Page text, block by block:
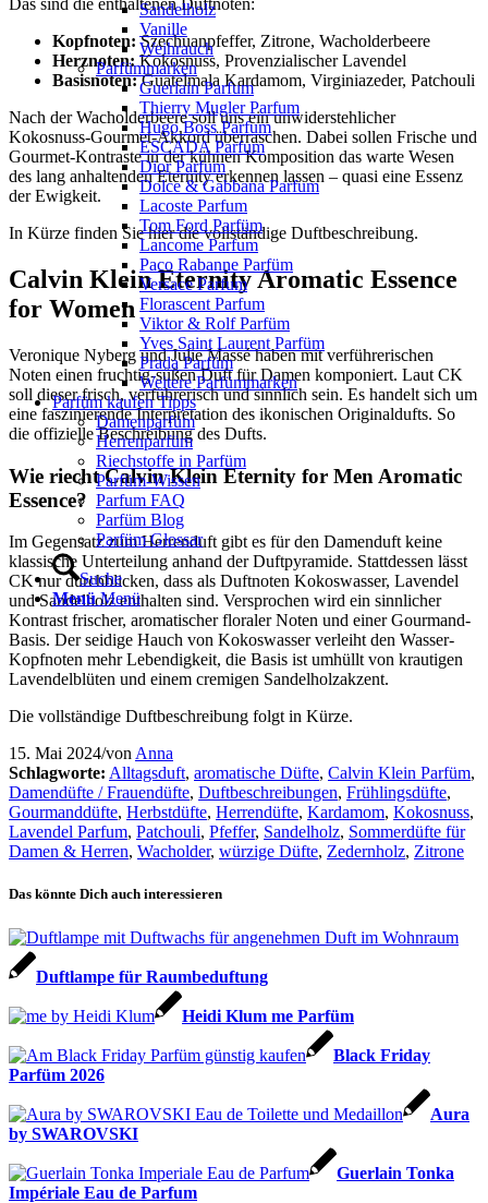
Sandelholz
Vanille
Weihrauch
Parfümmarken
Guerlain Parfum
Thierry Mugler Parfum
Hugo Boss Parfum
ESCADA Parfum
Dior Parfum
Dolce & Gabbana Parfum
Lacoste Parfum
Tom Ford Parfüm
Lancome Parfum
Paco Rabanne Parfüm
Versace Parfum
Florascent Parfum
Viktor & Rolf Parfüm
Yves Saint Laurent Parfüm
Prada Parfüm
Weitere Parfümmarken
Parfüm kaufen Tipps
Damenparfüm
Herrenparfüm
Riechstoffe in Parfüm
Parfüm-Wissen
Parfum FAQ
Parfüm Blog
Parfüm Glossar
Suche
Menü Menü
Das sind die enthaltenen Duftnoten:
Kopfnoten: Szechuanpfeffer, Zitrone, Wacholderbeere
Herznoten: Kokosnuss, Provenzialischer Lavendel
Basisnoten:Guatelmala Kardamom, Virginiazeder, Patchouli
Nach der Wacholderbeere soll uns ein unwiderstehlicher
Kokosnuss-Gourmet-Akkord überraschen. Dabei sollen Frische und
Gourmet-Kontraste in der kühnen Komposition das warte Wesen
des lang anhaltenden Eternity erkennen lassen – quasi eine Essenz
der Ewigkeit.
In Kürze finden Sie hier die vollständige Duftbeschreibung.
Calvin Klein Eternity Aromatic Essence
for Women
Veronique Nyberg und Julie Massé haben mit verführerischen
Noten einen fruchtig-süßen Duft für Damen komponiert. Laut CK
soll dieser frisch, verführerisch und sinnlich sein. Es handelt sich um
eine faszinierende Interpretation des ikonischen Originaldufts. So
die offizielle Beschreibung des Dufts.
Wie riecht Calvin Klein Eternity for Men Aromatic
Essence?
Im Gegensatz zum Herrenduft gibt es für den Damenduft keine
klassische Unterteilung anhand der Duftpyramide. Stattdessen lässt
CK nur durchblicken, dass als Duftnoten Kokoswasser, Lavendel
und Sandelholz enthalten sind. Versprochen wird ein sinnlicher
Kontrast frischer, aromatischer floraler Noten und einer Gourmand-
Basis. Der seidige Hauch von Kokoswasser verleiht den Wasser-
Kopfnoten mehr Lebendigkeit, die Basis ist umhüllt von krautigen
Lavendelblüten und einem cremigen Sandelholzakzent.
Die vollständige Duftbeschreibung folgt in Kürze.
15. Mai 2024/von Anna
Schlagworte: Alltagsduft, aromatische Düfte, Calvin Klein Parfüm,
Damendüfte / Frauendüfte, Duftbeschreibungen, Frühlingsdüfte,
Gourmanddüfte, Herbstdüfte, Herrendüfte, Kardamom, Kokosnuss,
Lavendel Parfum, Patchouli, Pfeffer, Sandelholz, Sommerdüfte für
Damen & Herren, Wacholder, würzige Düfte, Zedernholz, Zitrone
Das könnte Dich auch interessieren
Duftlampe für Raumbeduftung
Heidi Klum me Parfüm
Black Friday
Parfüm 2026
Aura
by SWAROVSKI
Guerlain Tonka
Impériale Eau de Parfum